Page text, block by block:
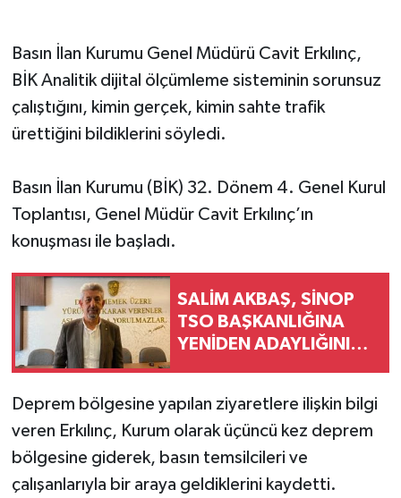
Basın İlan Kurumu Genel Müdürü Cavit Erkılınç,
BİK Analitik dijital ölçümleme sisteminin sorunsuz
çalıştığını, kimin gerçek, kimin sahte trafik
ürettiğini bildiklerini söyledi.
Basın İlan Kurumu (BİK) 32. Dönem 4. Genel Kurul
Toplantısı, Genel Müdür Cavit Erkılınç’ın
konuşması ile başladı.
SALİM AKBAŞ, SİNOP
TSO BAŞKANLIĞINA
YENİDEN ADAYLIĞINI
Deprem bölgesine yapılan ziyaretlere ilişkin bilgi
veren Erkılınç, Kurum olarak üçüncü kez deprem
bölgesine giderek, basın temsilcileri ve
çalışanlarıyla bir araya geldiklerini kaydetti.